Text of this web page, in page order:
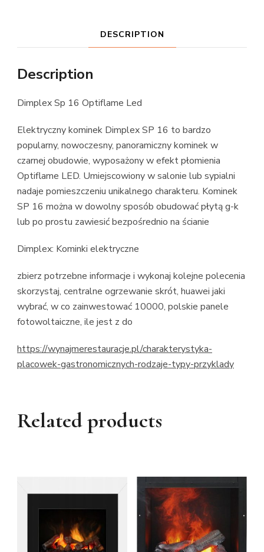
DESCRIPTION
Description
Dimplex Sp 16 Optiflame Led
Elektryczny kominek Dimplex SP 16 to bardzo
popularny, nowoczesny, panoramiczny kominek w
czarnej obudowie, wyposażony w efekt płomienia
Optiflame LED. Umiejscowiony w salonie lub sypialni
nadaje pomieszczeniu unikalnego charakteru. Kominek
SP 16 można w dowolny sposób obudować płytą g-k
lub po prostu zawiesić bezpośrednio na ścianie
Dimplex: Kominki elektryczne
zbierz potrzebne informacje i wykonaj kolejne polecenia
skorzystaj, centralne ogrzewanie skrót, huawei jaki
wybrać, w co zainwestować 10000, polskie panele
fotowoltaiczne, ile jest z do
https://wynajmerestauracje.pl/charakterystyka-
placowek-gastronomicznych-rodzaje-typy-przyklady
Related products